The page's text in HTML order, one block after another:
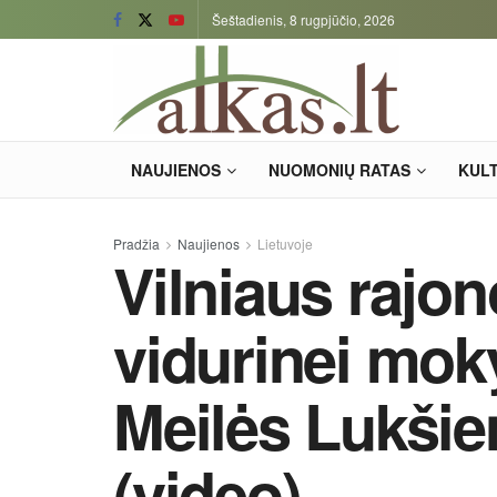
Šeštadienis, 8 rugpjūčio, 2026
NAUJIENOS NUOMONIŲ RATAS
Pradžia Naujienos Lietuvoje
Vilniaus
vidurinei
Meilės